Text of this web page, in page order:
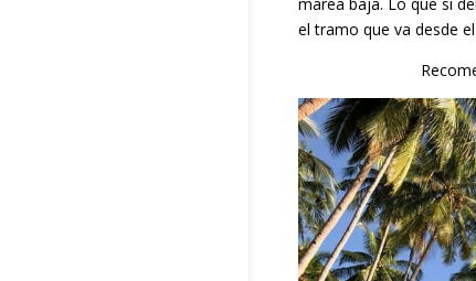
marea baja. Lo que sí
el tramo que va desde